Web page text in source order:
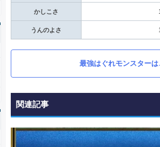
かしこさ
うんのよさ
最強はぐれモンスターは
関連記事